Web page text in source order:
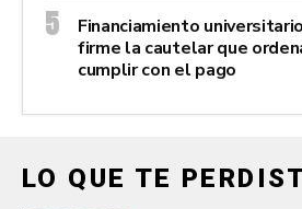
Financiamiento
firme la cautelar que
cumplir con el pago
LO QUE TE